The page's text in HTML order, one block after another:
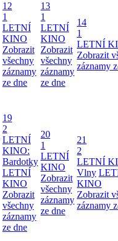
12
1
LETNÍ
KINO
Zobrazit
všechny
záznamy
ze dne
13
1
LETNÍ
KINO
Zobrazit
všechny
záznamy
ze dne
14
1
LETNÍ
Zobrazit
záznamy
19
2
LETNÍ
KINO:
Bardotky
LETNÍ
KINO
Zobrazit
všechny
záznamy
ze dne
20
1
LETNÍ
KINO
Zobrazit
všechny
záznamy
ze dne
21
2
LETNÍ
Vlny
KINO
Zobrazit
záznamy